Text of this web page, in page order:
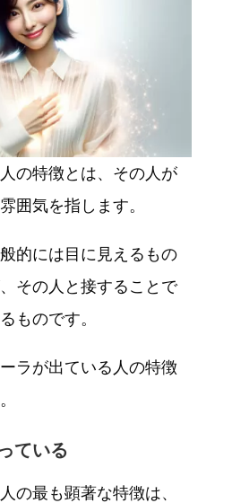
の特徴とは、その人が
囲気を指します。
的には目に見えるもの
その人と接することで
ものです。
ラが出ている人の特徴
ている
の最も顕著な特徴は、